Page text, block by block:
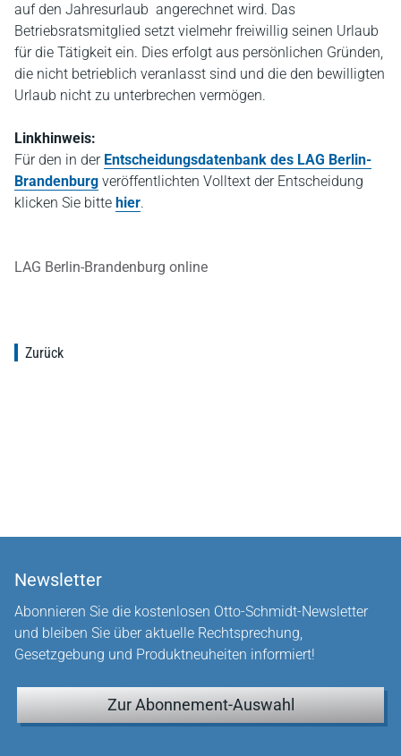
auf den Jahresurlaub angerechnet wird. Das
Betriebsratsmitglied setzt vielmehr freiwillig seinen Urlaub
für die Tätigkeit ein. Dies erfolgt aus persönlichen Gründen,
die nicht betrieblich veranlasst sind und die den bewilligten
Urlaub nicht zu unterbrechen vermögen.
Linkhinweis:
Für den in der Entscheidungsdatenbank des LAG Berlin-
Brandenburg veröffentlichten Volltext der Entscheidung
klicken Sie bitte hier.
LAG Berlin-Brandenburg online
Zurück
Newsletter
Abonnieren Sie die kostenlosen Otto-Schmidt-Newsletter
und bleiben Sie über aktuelle Rechtsprechung,
Gesetzgebung und Produktneuheiten informiert!
Zur Abonnement-Auswahl